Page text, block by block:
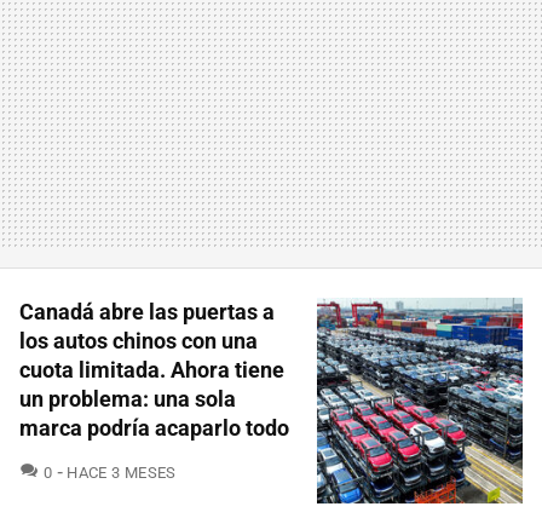
Canadá abre las puertas a
los autos chinos con una
cuota limitada. Ahora tiene
un problema: una sola
marca podría acaparlo todo
0 COMENTARIOS
HACE 3 MESES